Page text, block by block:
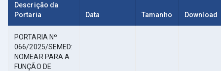
Descrição da
Portaria
Data Tamanho Download
PORTARIA Nº
066/2025/SEMED:
NOMEAR PARA A
FUNÇÃO DE